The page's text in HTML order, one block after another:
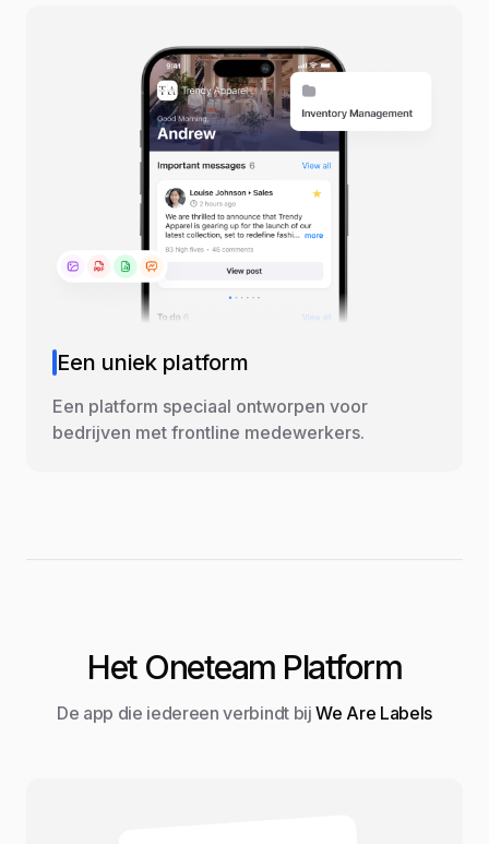
Een uniek platform
Een platform speciaal ontworpen voor
bedrijven met frontline medewerkers.
Het Oneteam Platform
De app die iedereen verbindt bij We Are Labels